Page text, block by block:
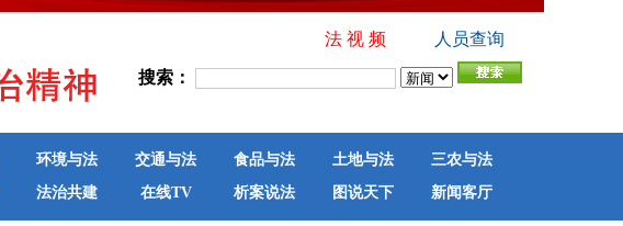
人员查询
法 视 频
搜索：
环境与法 交通与法 食品与法 土地与法
三农与法
法治共建 在线TV 析案说法 图说天下
新闻客厅